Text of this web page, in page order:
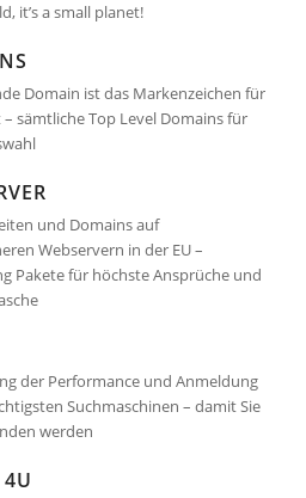
it’s a small planet!
Domain ist das Markenzeichen für
sämtliche Top Level Domains für
und Domains auf
Webservern in der EU –
Pakete für höchste Ansprüche und
der Performance und Anmeldung
Suchmaschinen – damit Sie
werden